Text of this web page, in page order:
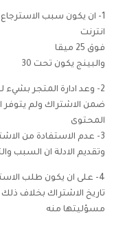
1- ان يكون سبب
انترنت
فوق 25 ميقا
والبينج يكون تحت 30
2- وعد ادارة المتجر
ضمن الاشتراك ولم يتوفر
المحتوى
وتقديم الادلة ان السبب
تاريخ الاشتراك بخلاف ذلك
مسؤليتها منه